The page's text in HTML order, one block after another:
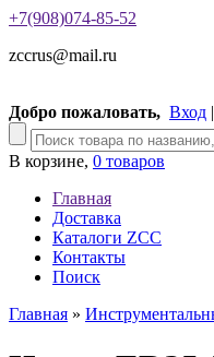
+7(908)074-85-52
zccrus@mail.ru
Добро пожаловать, Вход |
В корзине, 0 товаров
Главная
Доставка
Каталоги ZCC
Контакты
Поиск
Главная »